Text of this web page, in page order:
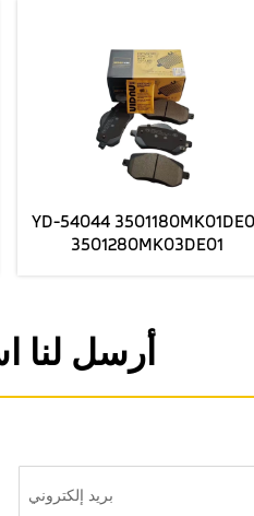
YD-54044 3501180MK01DE01
3501280MK03DE01
أرسل لنا